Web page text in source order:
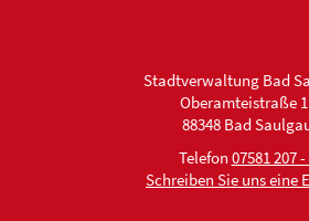
Stadtverwaltung Bad
Oberamteistraße
88348 Bad
Telefon 07581 207 -
Schreiben Sie uns eine